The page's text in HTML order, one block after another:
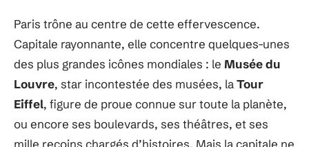
Paris trône au centre de cette effervescence.
Capitale rayonnante, elle concentre quelques-unes
des plus grandes icônes mondiales : le Musée du
Louvre, star incontestée des musées, laTour
Eiffel, figure de proue connue sur toute la planète,
ou encore ses boulevards, ses théâtres, et ses
mille recoins chargés d’histoires. Mais la capitale ne